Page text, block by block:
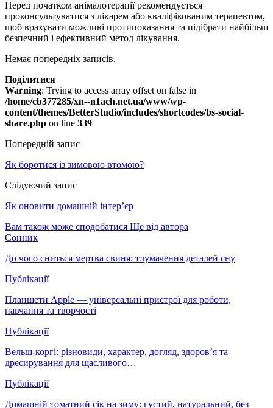
Перед початком анімалотерапії рекомендується
проконсультуватися з лікарем або кваліфікованим терапевтом,
щоб врахувати можливі протипоказання та підібрати найбільш
безпечний і ефективний метод лікування.
Немає попередніх записів.
Поділитися
Warning: Trying to access array offset on false in
/home/cb377285/xn--n1ach.net.ua/www/wp-
content/themes/BetterStudio/includes/shortcodes/bs-social-
share.php on line 339
Попередній запис
Як боротися із зимовою втомою?
Слідуючий запис
Як оновити домашній інтер’єр
Вам також може сподобатися Ще від автора
Сонник
До чого сниться мертва свиня: тлумачення деталей сну
Публікації
Планшети Apple — універсальні пристрої для роботи,
навчання та творчості
Публікації
Вельш-коргі: різновиди, характер, догляд, здоров’я та
дресирування для щасливого…
Публікації
Домашній томатний сік на зиму: густий, натуральний, без